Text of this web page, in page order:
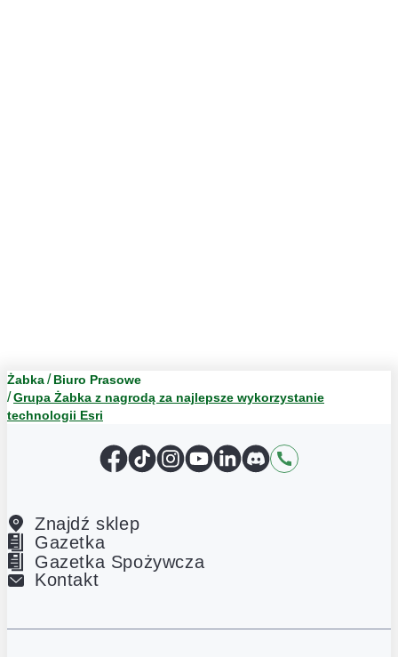
Żabka
Biuro Prasowe
Grupa Żabka z nagrodą za najlepsze wykorzystanie
technologii Esri
Facebook
TikTokInstagram
YouTubeLinkedIn
Discord
Znajdź sklep
Gazetka
Gazetka Spożywcza
Kontakt